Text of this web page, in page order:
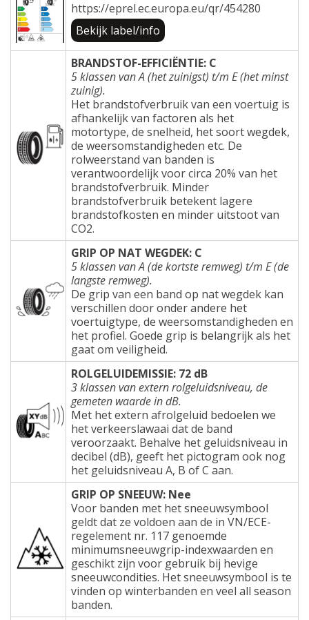
https://eprel.ec.europa.eu/qr/454280
Bekijk label/info
BRANDSTOF-EFFICIËNTIE: C
5 klassen van A (het zuinigst) t/m E (het minst
zuinig).
Het brandstofverbruik van een voertuig is
afhankelijk van factoren als het
motortype, de snelheid, het soort wegdek,
de weersomstandigheden etc. De
rolweerstand van banden is
verantwoordelijk voor circa 20% van het
brandstofverbruik. Minder
brandstofverbruik betekent lagere
brandstofkosten en minder uitstoot van
CO2.
GRIP OP NAT WEGDEK: C
5 klassen van A (de kortste remweg) t/m E (de
langste remweg).
De grip van een band op nat wegdek kan
verschillen door onder andere het
voertuigtype, de weersomstandigheden en
het profiel. Goede grip is belangrijk als het
gaat om veiligheid.
ROLGELUIDEMISSIE: 72 dB
3 klassen van extern rolgeluidsniveau, de
gemeten waarde in dB.
Met het extern afrolgeluid bedoelen we
het verkeerslawaai dat de band
veroorzaakt. Behalve het geluidsniveau in
decibel (dB), geeft het pictogram ook nog
het geluidsniveau A, B of C aan.
GRIP OP SNEEUW: Nee
Voor banden met het sneeuwsymbool
geldt dat ze voldoen aan de in VN/ECE-
regelement nr. 117 genoemde
minimumsneeuwgrip-indexwaarden en
geschikt zijn voor gebruik bij hevige
sneeuwcondities. Het sneeuwsymbool is te
vinden op winterbanden en veel all season
banden.